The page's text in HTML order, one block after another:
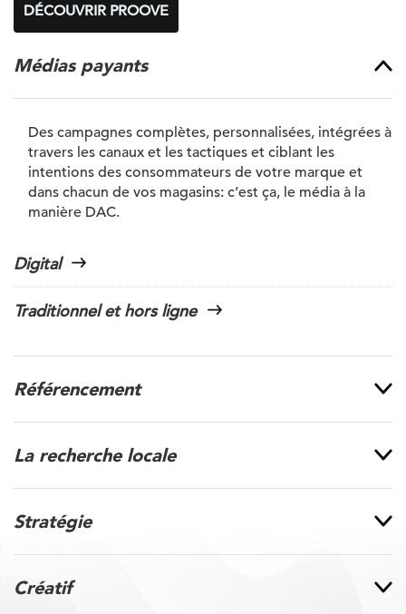
DÉCOUVRIR PROOVE
Médias payants
Des campagnes complètes, personnalisées, intégrées à
travers les canaux et les tactiques et ciblant les
intentions des consommateurs de votre marque et
dans chacun de vos magasins: c’est ça, le média à la
manière DAC.
Digital
Traditionnel et hors ligne
Référencement
La recherche locale
Stratégie
Créatif